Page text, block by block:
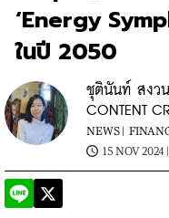
‘Energy
ในปี 2050
ชุตินันท์ สงวน
CONTENT
NEWS |
15 NOV 2024